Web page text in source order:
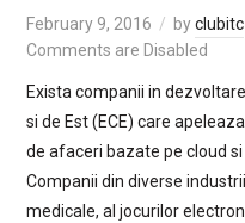
February 9, 2016 byclubitc
Comments are Disabled
Exista companii in
si de Est (ECE) care
de afaceri bazate pe cloud
Companii din diverse
medicale, al jocurilor